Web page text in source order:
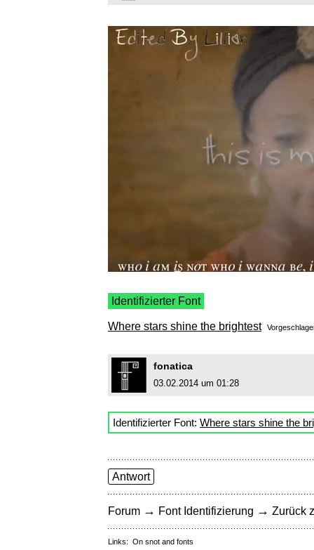
Identifizierter Font
Where stars shine the brightest
fonatica
03.02.2014 um 01:28
Identifizierter Font: Where stars shine the
Antwort
Forum → Font Identifizierung → Zurück
Links: On snot and fonts